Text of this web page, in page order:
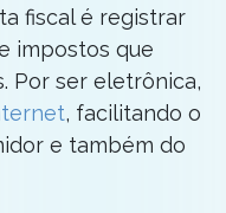
fiscal é registrar
impostos que
Por ser eletrônica,
, facilitando o
e também do